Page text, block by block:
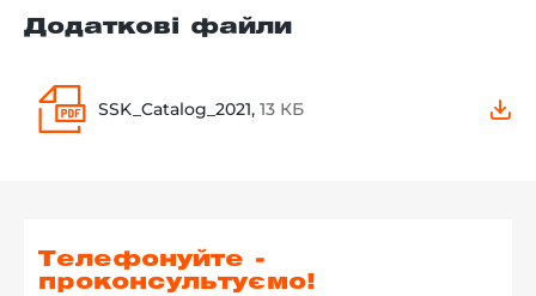
Додаткові файли
SSK_Catalog_2021, 13 КБ
Телефонуйте -
проконсультуємо!